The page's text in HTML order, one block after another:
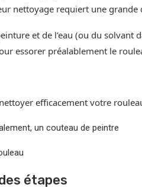
nettoyage requiert une grande
et de l’eau (ou du solvant
essorer préalablement le
efficacement votre
un couteau de peintre
étapes